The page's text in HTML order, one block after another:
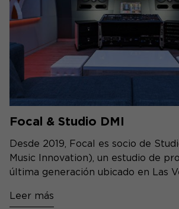
Focal & Studio DMI
Desde 2019, Focal es socio de
Music Innovation), un estudio de
última generación ubicado en Las
Leer más